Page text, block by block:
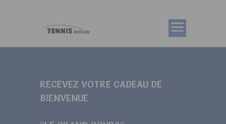
RECEVEZ VOTRE CADEAU DE
BIENVENUE